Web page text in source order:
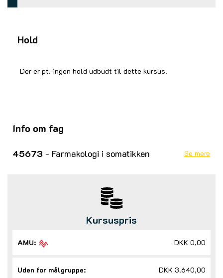
Hold
Der er pt. ingen hold udbudt til dette kursus.
Info om fag
45673 - Farmakologi i somatikken Se mere
Kursuspris
AMU: DKK 0,00
Uden for målgruppe: DKK 3.640,00